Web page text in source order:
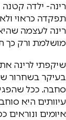
רינה- ילדה
תפקדה כראוי
רינה לעצמה
מושלמת ורק כך
שיקפתי לרינה
בעיקר בשחרור
סחבה. ככל
עיוותים היא
איומים